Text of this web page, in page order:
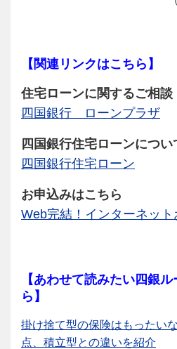
【関連リンクはこちら】
住宅ローンに関するご相談
四国銀行 ローンプラザ
四国銀行住宅ローンにつ
四国銀行住宅ローン
お申込みはこちら
Web完結！インターネット
【あわせて読みたい四銀
ら】
掛け捨て型の保険はもったい
点、積立型との違いを紹介